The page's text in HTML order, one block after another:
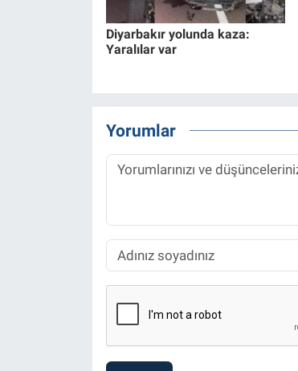
Diyarbakır yolunda kaza:
Yaralılar var
Yorumlar